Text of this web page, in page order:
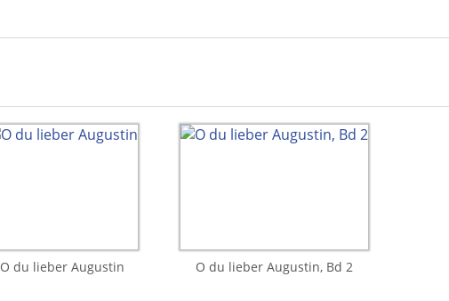
O du lieber Augustin O du lieber Augustin, Bd 2